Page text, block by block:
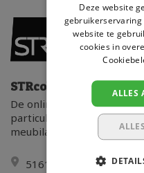
STRcollectieshop
De online shop van STR
particulieren kunnen bij
meubilair en ligbedden.
5161PA - Sprang-
Deze website
website te
cookies in
ALLES